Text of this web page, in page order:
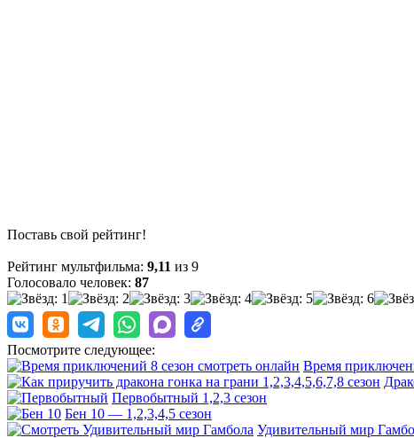
Поставь свой рейтинг!
Рейтинг мультфильма: 9,11 из 9
Голосовало человек: 87
Посмотрите следующее:
Время
Первобытный 1,2,3 сезон
Бен 10 — 1,2,3,4,5 сезон
Удивительный мир